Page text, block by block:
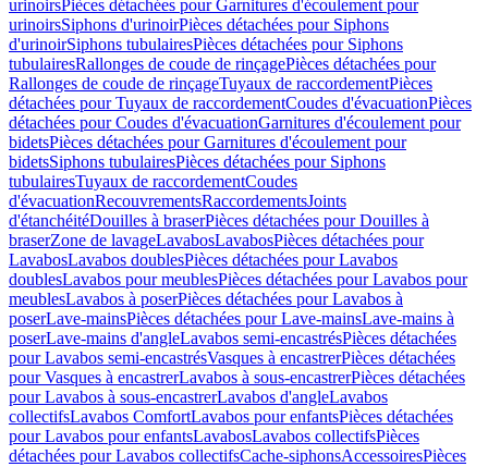
urinoirsPièces détachées pour Garnitures d'écoulement pour
urinoirsSiphons d'urinoirPièces détachées pour Siphons
d'urinoirSiphons tubulairesPièces détachées pour Siphons
tubulairesRallonges de coude de rinçagePièces détachées pour
Rallonges de coude de rinçageTuyaux de raccordementPièces
détachées pour Tuyaux de raccordementCoudes d'évacuationPièces
détachées pour Coudes d'évacuationGarnitures d'écoulement pour
bidetsPièces détachées pour Garnitures d'écoulement pour
bidetsSiphons tubulairesPièces détachées pour Siphons
tubulairesTuyaux de raccordementCoudes
d'évacuationRecouvrementsRaccordementsJoints
d'étanchéitéDouilles à braserPièces détachées pour Douilles à
braserZone de lavageLavabosLavabosPièces détachées pour
LavabosLavabos doublesPièces détachées pour Lavabos
doublesLavabos pour meublesPièces détachées pour Lavabos pour
meublesLavabos à poserPièces détachées pour Lavabos à
poserLave-mainsPièces détachées pour Lave-mainsLave-mains à
poserLave-mains d'angleLavabos semi-encastrésPièces détachées
pour Lavabos semi-encastrésVasques à encastrerPièces détachées
pour Vasques à encastrerLavabos à sous-encastrerPièces détachées
pour Lavabos à sous-encastrerLavabos d'angleLavabos
collectifsLavabos ComfortLavabos pour enfantsPièces détachées
pour Lavabos pour enfantsLavabosLavabos collectifsPièces
détachées pour Lavabos collectifsCache-siphonsAccessoiresPièces